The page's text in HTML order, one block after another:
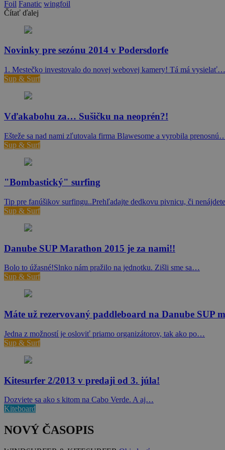
Foil Fanatic wingfoil
Čítať ďalej
Novinky pre sezónu 2014 v Podersdorfe
1. Mestečko investovalo do novej webovej kamery! Tá má vysielať…
Sup & Surf
Vďakabohu za… Sušičku na neoprén?!
Ešteže sa nad nami zľutovala firma Blawesome a vyrobila
Sup & Surf
"Bombastický" surfing
Tip pre fanúšikov surfingu..Prehľadajte dedkovu pivnicu, či
Sup & Surf
Danube SUP Marathon 2015 je za nami!!
Bolo to úžasné!Slnko nám pražilo na jednotku. Zišli sme sa…
Sup & Surf
Máte už rezervovaný paddleboard na Danube SUP
Jedna z možností je osloviť priamo organizátorov, tak ako po…
Sup & Surf
Kitesurfer 2/2013 v predaji od 3. júla!
Dozviete sa ako s kitom na Cabo Verde. A aj…
Kiteboard
NOVÝ ČASOPIS